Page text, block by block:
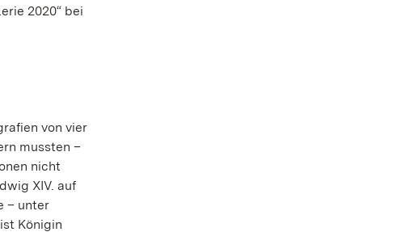
2020“ bei
von vier
mussten –
nicht
XIV. auf
– unter
Königin